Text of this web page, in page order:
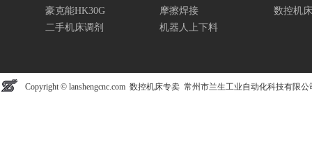
豪克能HK30G
二手机床调剂
摩擦焊接
机器人上下料
数控机
Copyright © lanshengcnc.com 数控机床专卖 常州市兰生工业自动化科技有限